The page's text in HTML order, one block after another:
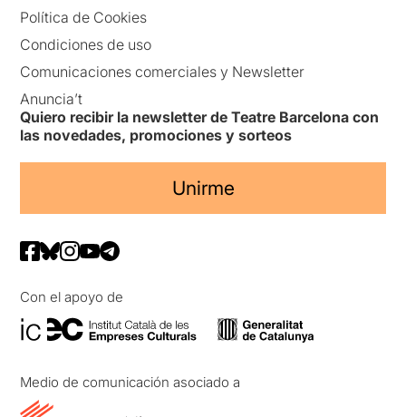
Política de Cookies
Condiciones de uso
Comunicaciones comerciales y Newsletter
Anuncia’t
Quiero recibir la newsletter de Teatre Barcelona con
las novedades, promociones y sorteos
Unirme
Con el apoyo de
Medio de comunicación asociado a